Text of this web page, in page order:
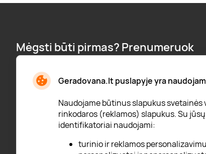
Geradovana.lt puslapyje yra
Naudojame būtinus slapukus
rinkodaros (reklamos) slapukus. Su
identifikatoriai naudojami:
turinio ir reklamos
Mėgsti būti pirmas? Prenumeruok
naujienlaiškį:
Naujienos, pranešimai apie nuolaidas ir dar daugiau!
* Susipažinau suprivatumo politika